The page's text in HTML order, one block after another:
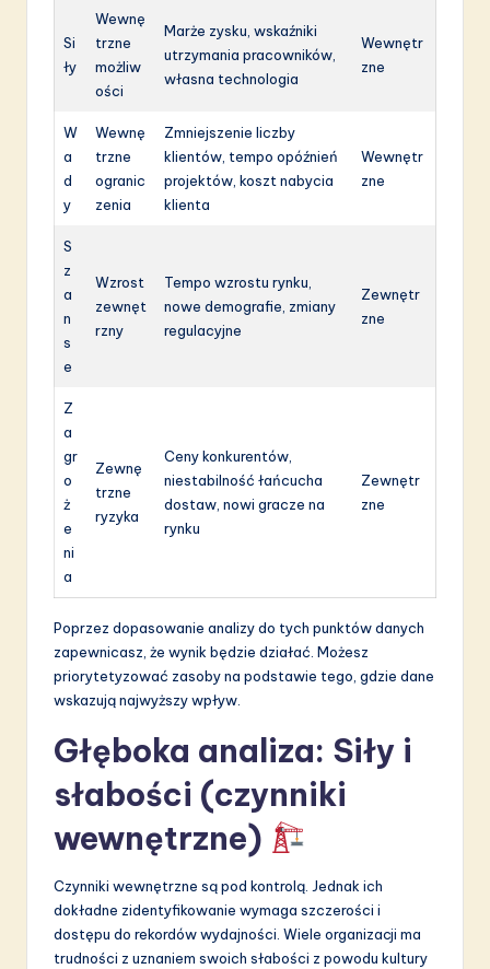
Si
ły
Wewnę
trzne
możliw
ości
Marże zysku, wskaźniki
utrzymania pracowników,
własna technologia
Wewnętr
zne
W
a
d
y
Wewnę
trzne
ogranic
zenia
Zmniejszenie liczby
klientów, tempo opóźnień
projektów, koszt nabycia
klienta
Wewnętr
zne
S
z
a
n
s
e
Wzrost
zewnęt
rzny
Tempo wzrostu rynku,
nowe demografie, zmiany
regulacyjne
Zewnętr
zne
Z
a
gr
o
ż
e
ni
a
Zewnę
trzne
ryzyka
Ceny konkurentów,
niestabilność łańcucha
dostaw, nowi gracze na
rynku
Zewnętr
zne
Poprzez dopasowanie analizy do tych punktów danych
zapewnicasz, że wynik będzie działać. Możesz
priorytetyzować zasoby na podstawie tego, gdzie dane
wskazują najwyższy wpływ.
Głęboka analiza: Siły i
słabości (czynniki
wewnętrzne)
Czynniki wewnętrzne są pod kontrolą. Jednak ich
dokładne zidentyfikowanie wymaga szczerości i
dostępu do rekordów wydajności. Wiele organizacji ma
trudności z uznaniem swoich słabości z powodu kultury